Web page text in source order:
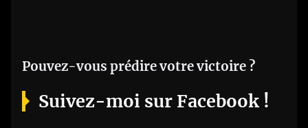
Pouvez-vous prédire votre victoire ?
Suivez-moi sur Facebook !